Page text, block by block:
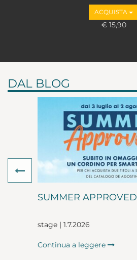
ACQUISTA
€ 15,90
DAL BLOG
SUMMER APPROVED
stage | 1.7.2026
Continua a leggere
Previous